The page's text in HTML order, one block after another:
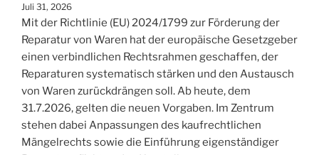
Juli 31, 2026
Mit der Richtlinie (EU) 2024/1799 zur Förderung der
Reparatur von Waren hat der europäische Gesetzgeber
einen verbindlichen Rechtsrahmen geschaffen, der
Reparaturen systematisch stärken und den Austausch
von Waren zurückdrängen soll. Ab heute, dem
31.7.2026, gelten die neuen Vorgaben. Im Zentrum
stehen dabei Anpassungen des kaufrechtlichen
Mängelrechts sowie die Einführung eigenständiger